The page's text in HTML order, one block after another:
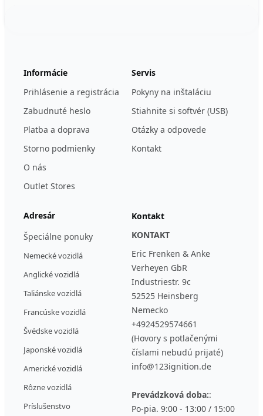
Informácie
Prihlásenie a registrácia
Zabudnuté heslo
Platba a doprava
Storno podmienky
O nás
Outlet Stores
Servis
Pokyny na inštaláciu
Stiahnite si softvér (USB)
Otázky a odpovede
Kontakt
Adresár
Špeciálne ponuky
Nemecké vozidlá
Anglické vozidlá
Taliánske vozidlá
Francúske vozidlá
Švédske vozidlá
Japonské vozidlá
Americké vozidlá
Rôzne vozidlá
Príslušenstvo
Kontakt
KONTAKT
Eric Frenken & Anke
Verheyen GbR
Industriestr. 9c
52525 Heinsberg
Nemecko
+4924529574661
(Hovory s potlačenými
číslami nebudú prijaté)
info@123ignition.de
Prevádzková doba::
Po-pia. 9:00 - 13:00 / 15:00